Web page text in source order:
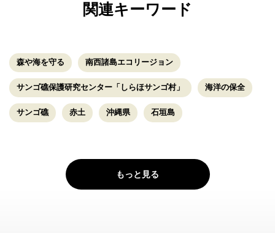
関連キーワード
森や海を守る 南西諸島エコリージョン
サンゴ礁保護研究センター「しらほサンゴ村」 海洋の保全
サンゴ礁 赤土 沖縄県 石垣島
もっと見る